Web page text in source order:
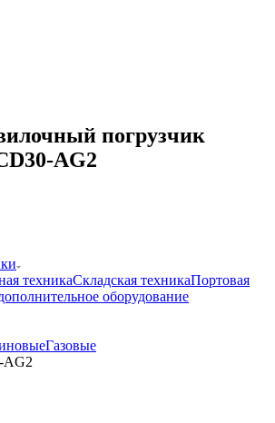
погрузчик
AG2
техникаСкладская техникаПортовая
оборудование
Газовые
AG2